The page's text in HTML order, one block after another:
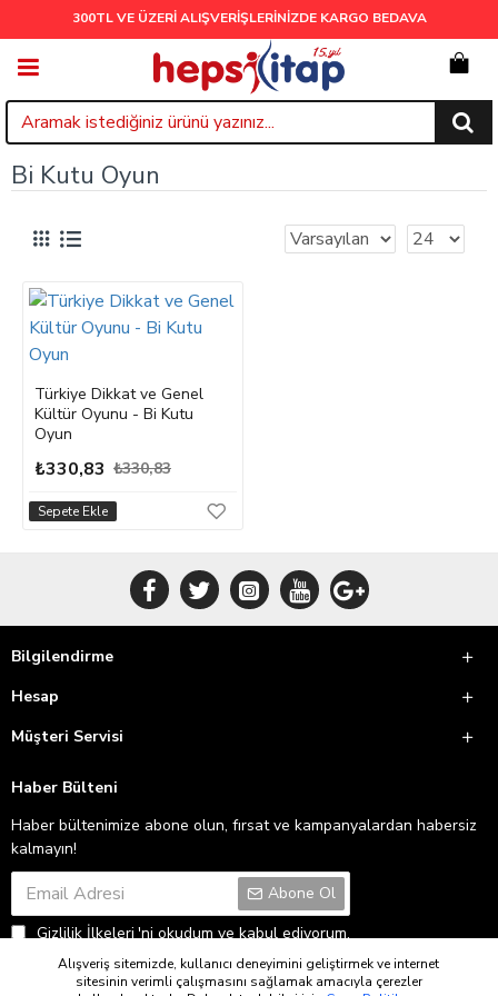
300TL VE ÜZERİ ALIŞVERİŞLERİNİZDE KARGO BEDAVA
Bi Kutu Oyun
Türkiye Dikkat ve Genel
Kültür Oyunu - Bi Kutu
Oyun
₺330,83 ₺330,83
Sepete Ekle
Bilgilendirme
Hesap
Müşteri Servisi
Haber Bülteni
Haber bültenimize abone olun, fırsat ve kampanyalardan habersiz
kalmayın!
Abone Ol
Gizlilik İlkeleri'ni okudum ve kabul ediyorum.
Alışveriş sitemizde, kullanıcı deneyimini geliştirmek ve internet
sitesinin verimli çalışmasını sağlamak amacıyla çerezler